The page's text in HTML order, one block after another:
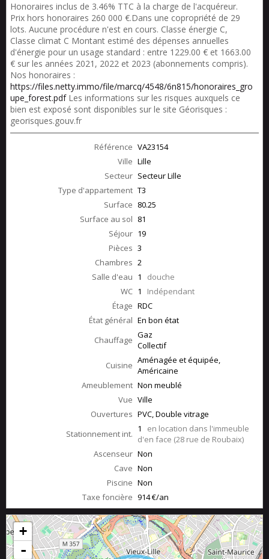
Honoraires inclus de 3.46% TTC à la charge de l'acquéreur.
Prix hors honoraires 260 000 €.Dans une copropriété de 29
lots. Aucune procédure n'est en cours. Classe énergie C,
Classe climat C Montant estimé des dépenses annuelles
d'énergie pour un usage standard : entre 1229.00 € et 1663.00
€ sur les années 2021, 2022 et 2023 (abonnements compris).
Nos honoraires :
https://files.netty.immo/file/marcq/4548/6n815/honoraires_gro
upe_forest.pdfLes informations sur les risques auxquels ce
bien est exposé sont disponibles sur le site Géorisques :
georisques.gouv.fr
Référence VA23154
Ville Lille
Secteur Secteur Lille
Type d'appartement T3
Surface 80.25
Surface au sol 81
Séjour 19
Pièces 3
Chambres 2
Salle d'eau 1 douche
WC 1 Indépendant
Étage RDC
État général En bon état
Chauffage Gaz
Collectif
Cuisine Aménagée et équipée,
Américaine
Ameublement Non meublé
Vue Ville
Ouvertures PVC, Double vitrage
Stationnement int. 1 en location dans l'immeuble
d'en face (28 rue de Roubaix)
Ascenseur Non
Cave Non
Piscine Non
Taxe foncière 914 €/an
+
-